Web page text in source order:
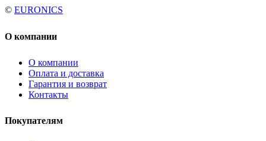
© EURONICS
О компании
О компании
Оплата и доставка
Гарантия и возврат
Контакты
Покупателям